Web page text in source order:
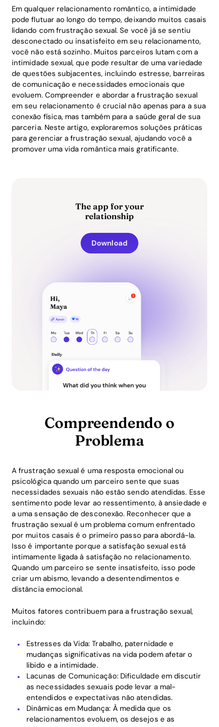
Em qualquer relacionamento romântico, a intimidade
pode flutuar ao longo do tempo, deixando muitos casais
lidando com frustração sexual. Se você já se sentiu
desconectado ou insatisfeito em seu relacionamento,
você não está sozinho. Muitos parceiros lutam com a
intimidade sexual, que pode resultar de uma variedade
de questões subjacentes, incluindo estresse, barreiras
de comunicação e necessidades emocionais que
evoluem. Compreender e abordar a frustração sexual
em seu relacionamento é crucial não apenas para a sua
conexão física, mas também para a saúde geral de sua
parceria. Neste artigo, exploraremos soluções práticas
para gerenciar a frustração sexual, ajudando você a
promover uma vida romântica mais gratificante.
The app for your
relationship
Download
Compreendendo o
Problema
A frustração sexual é uma resposta emocional ou
psicológica quando um parceiro sente que suas
necessidades sexuais não estão sendo atendidas. Esse
sentimento pode levar ao ressentimento, à ansiedade e
a uma sensação de desconexão. Reconhecer que a
frustração sexual é um problema comum enfrentado
por muitos casais é o primeiro passo para abordá-la.
Isso é importante porque a satisfação sexual está
intimamente ligada à satisfação no relacionamento.
Quando um parceiro se sente insatisfeito, isso pode
criar um abismo, levando a desentendimentos e
distância emocional.
Muitos fatores contribuem para a frustração sexual,
incluindo:
Estresses da Vida: Trabalho, paternidade e
mudanças significativas na vida podem afetar o
libido e a intimidade.
Lacunas de Comunicação: Dificuldade em discutir
as necessidades sexuais pode levar a mal-
entendidos e expectativas não atendidas.
Dinâmicas em Mudança: À medida que os
relacionamentos evoluem, os desejos e as